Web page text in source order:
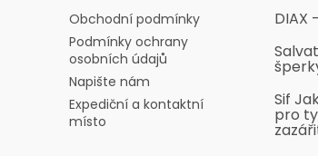
Obchodní podmínky
Podmínky ochrany
osobních údajů
Napište nám
Expediční a kontaktní
místo
DIAX
Sif
pro